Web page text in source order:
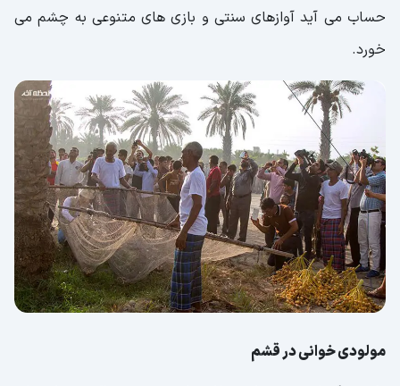
حساب می آید آوازهای سنتی و بازی های متنوعی به چشم می
خورد.
مولودی خوانی در قشم